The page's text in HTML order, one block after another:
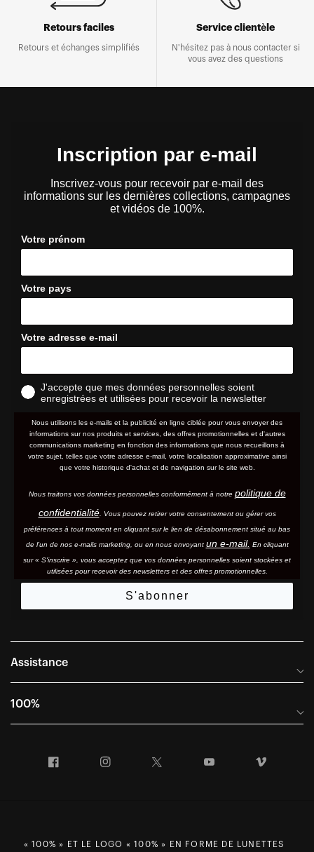
Retours faciles
Retours et échanges simplifiés
Service clientèle
N'hésitez pas à nous contacter si
vous avez des questions
Inscription par e-mail
Inscrivez-vous pour recevoir par e-mail des
informations sur les dernières collections, campagnes
et vidéos de 100%.
Votre prénom
Votre pays
Votre adresse e-mail
J'accepte que mes données personnelles soient
enregistrées et utilisées pour recevoir la newsletter
Nous utilisons les e-mails et la publicité en ligne ciblée pour vous envoyer des
informations sur nos produits et services, des offres promotionnelles et d'autres
communications marketing en fonction des informations que nous recueillons à
votre sujet, telles que votre adresse e-mail, votre localisation approximative ainsi
que votre historique d'achat et de navigation sur le site web.
Nous traitons vos données personnelles conformément à notre politique de
confidentialité. Vous pouvez retirer votre consentement ou gérer vos
préférences à tout moment en cliquant sur le lien de désabonnement situé au bas
de l'un de nos e-mails marketing, ou en nous envoyant un e-mail. En cliquant
sur « S'inscrire », vous acceptez que vos données personnelles soient stockées et
utilisées pour recevoir des newsletters et des offres promotionnelles.
S'abonner
Assistance
Foire aux questions
Conditions générales de vente
100%
Informations sur l'entreprise
du RGPD
Facebook Instagram YouTube
« 100% » ET LE LOGO « 100% » EN FORME DE LUNETTES